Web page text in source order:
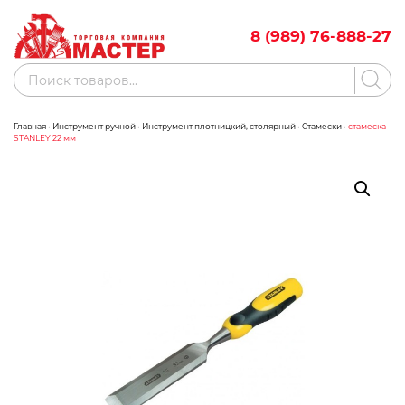
content
8 (989) 76-888-27
Акции Бренды
Клининговое оборудование
Компрессорное оборудование
Поиск
товаров
Главная• Инструмент ручной• Инструмент плотницкий, столярный• Стамески• стамеска
STANLEY 22 мм